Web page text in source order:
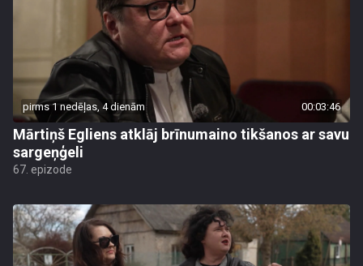
pirms 1 nedēļas, 4 dienām 00:03:46
Mārtiņš Egliens atklāj brīnumaino tikšanos ar savu
sargeņģeli
67. epizode